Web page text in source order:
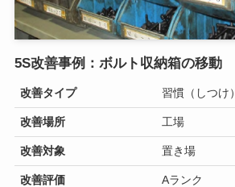
5S改善事例：ボルト収納箱の移動
改善タイプ 習慣（しつけ）
改善場所 工場
改善対象 置き場
改善評価 Aランク